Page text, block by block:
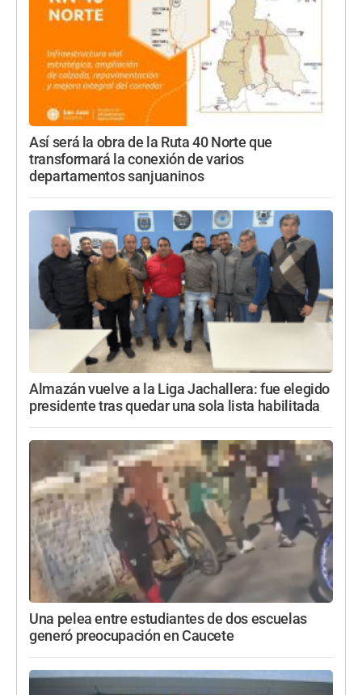
Así será la obra de la Ruta 40 Norte que
transformará la conexión de varios
departamentos sanjuaninos
Almazán vuelve a la Liga Jachallera: fue elegido
presidente tras quedar una sola lista habilitada
Una pelea entre estudiantes de dos escuelas
generó preocupación en Caucete